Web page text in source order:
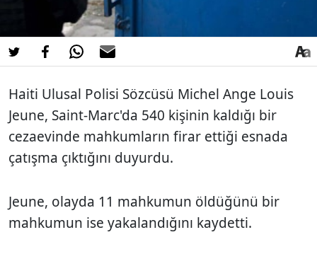
Haiti Ulusal Polisi Sözcüsü Michel Ange Louis
Jeune, Saint-Marc'da 540 kişinin kaldığı bir
cezaevinde mahkumların firar ettiği esnada
çatışma çıktığını duyurdu.
Jeune, olayda 11 mahkumun öldüğünü bir
mahkumun ise yakalandığını kaydetti.